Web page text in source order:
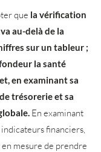
que la vérification
au-delà de la
sur un tableur ;
la santé
en examinant sa
trésorerie et sa
En examinant
financiers,
mesure de prendre